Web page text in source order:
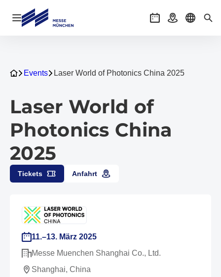
Navigation öffnen Veranstaltungen
AnreiseSprache
Events Laser World of Photonics China 2025
Laser World of
Photonics China
2025
Tickets Anfahrt
11.–13. März 2025
Messe Muenchen Shanghai Co., Ltd.
Shanghai, China